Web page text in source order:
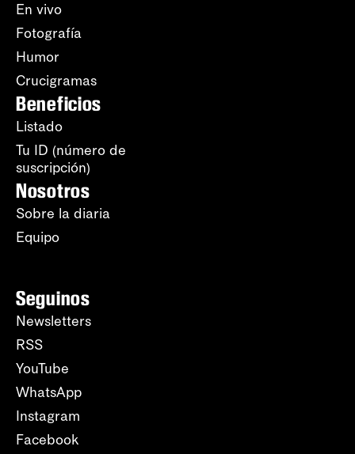
En vivo
Fotografía
Humor
Crucigramas
Beneficios
Listado
Tu ID (número de
suscripción)
Nosotros
Sobre la diaria
Equipo
Seguinos
Newsletters
RSS
YouTube
WhatsApp
Instagram
Facebook